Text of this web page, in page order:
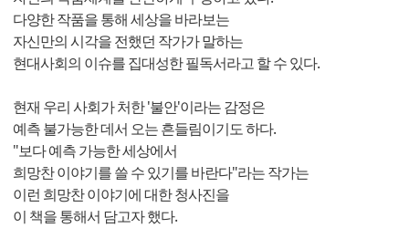
다양한 작품을 통해 세상을 바라보는
자신만의 시각을 전했던 작가가 말하는
현대사회의 이슈를 집대성한 필독서라고 할 수 있다.
현재 우리 사회가 처한 '불안'이라는 감정은
예측 불가능한 데서 오는 흔들림이기도 하다.
"보다 예측 가능한 세상에서
희망찬 이야기를 쓸 수 있기를 바란다"라는 작가는
이런 희망찬 이야기에 대한 청사진을
이 책을 통해서 담고자 했다.